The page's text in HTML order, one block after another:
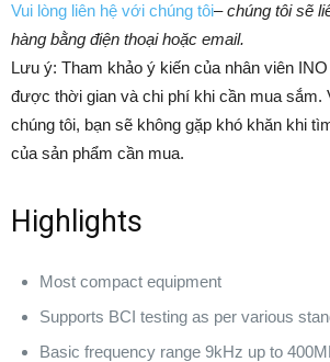
Vui lòng liên hệ với chúng tôi–chúng tôi sẽ
hàng bằng điện thoại hoặc email.
Lưu ý: Tham khảo ý kiến của nhân viên
được thời gian và chi phí khi cần mua
chúng tôi, bạn sẽ không gặp khó khăn khi
của sản phẩm cần mua.
Highlights
Most compact equipment
Supports BCI testing as per various
Basic frequency range 9kHz up to